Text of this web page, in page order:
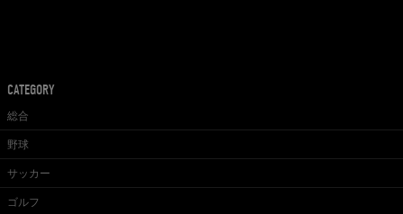
CATEGORY
総合
野球
サッカー
ゴルフ